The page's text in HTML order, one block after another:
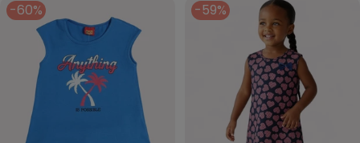
-60%
-59%